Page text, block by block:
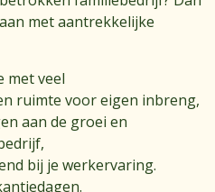
met aantrekkelijke
met veel
ruimte voor eigen inbreng,
aan de groei en
bij je werkervaring.